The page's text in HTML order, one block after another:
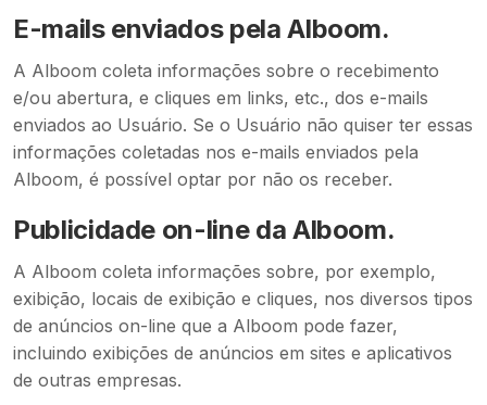
E-mails enviados pela Alboom.
A Alboom coleta informações sobre o recebimento
e/ou abertura, e cliques em links, etc., dos e-mails
enviados ao Usuário. Se o Usuário não quiser ter essas
informações coletadas nos e-mails enviados pela
Alboom, é possível optar por não os receber.
Publicidade on-line da Alboom.
A Alboom coleta informações sobre, por exemplo,
exibição, locais de exibição e cliques, nos diversos tipos
de anúncios on-line que a Alboom pode fazer,
incluindo exibições de anúncios em sites e aplicativos
de outras empresas.